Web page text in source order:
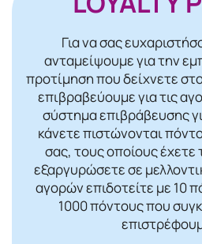
Για να σας
ανταμείψουμε για την
προτίμηση που δείχνετε
επιβραβεύουμε για τις
σύστημα επιβράβευσης
κάνετε πιστώνονται
σας, τους οποίους
εξαργυρώσετε σε
αγορών επιδοτείτε με 10
1000 πόντους που